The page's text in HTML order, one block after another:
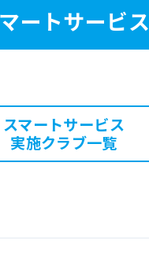
ートサービス
スマートサービス
実施クラブ一覧
accurate
translation.
may
differ
from
content.